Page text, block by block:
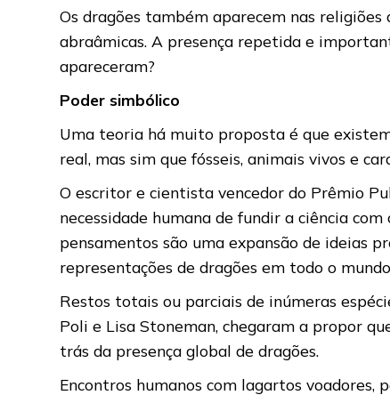
Os dragões também aparecem nas religiões
abraâmicas. A presença repetida e
apareceram?
Poder simbólico
Uma teoria há muito proposta é que
real, mas sim que fósseis, animais vivos e
O escritor e cientista vencedor do Prêmio
necessidade humana de fundir a ciência
pensamentos são uma expansão de ideias
representações de dragões em todo o
Restos totais ou parciais de inúmeras
Poli e Lisa Stoneman, chegaram a propor
trás da presença global de dragões.
Encontros humanos com lagartos voadores,